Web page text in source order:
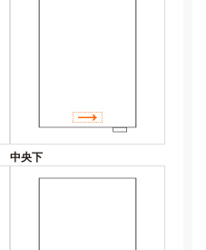
中央下